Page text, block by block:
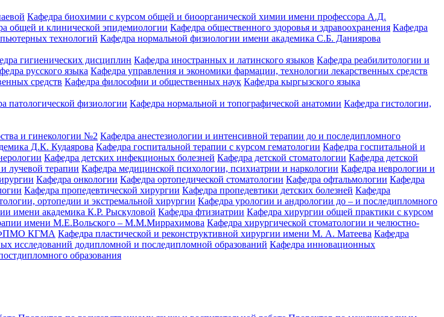
Кафедра биохимии с курсом общей и биоорганической химии имени профессора А.Д.
общей и клинической эпидемиологии Кафедра общественного здоровья и здравоохранения Кафедра
технологий Кафедра нормальной физиологии имени академика С.Б. Даниярова
гигиенических дисциплин Кафедра иностранных и латинского языков Кафедра реабилитологии и
русского языка Кафедра управления и экономики фармации, технологии лекарственных средств
средств Кафедра философии и общественных наук Кафедра кыргызского языка
патологической физиологии Кафедра нормальной и топографической анатомии Кафедра гистологии,
и гинекологии №2 Кафедра анестезиологии и интенсивной терапии до и последипломного
Д.К. Кудаярова Кафедра госпитальной терапии с курсом гематологии Кафедра госпитальной и
Кафедра детских инфекционых болезней Кафедра детской стоматологии Кафедра детской
лучевой терапии Кафедра медицинской психологии, психиатрии и наркологии Кафедра неврологии и
Кафедра онкологии Кафедра ортопедической стоматологии Кафедра офтальмологии Кафедра
Кафедра пропедевтической хирургии Кафедра пропедевтики детских болезней Кафедра
ортопедии и экстремальной хирургии Кафедра урологии и андрологии до – и последипломного
имени академика К.Р. Рыскуловой Кафедра фтизиатрии Кафедра хирургии общей практики с курсом
имени М.Е.Вольского – М.М.Миррахимова Кафедра хирургической стоматологии и челюстно-
ФПМО КГМА Кафедра пластической и реконструктивной хирургии имени М. А. Матеева Кафедра
исследований додипломной и последипломной образований Кафедра инновационных
образования